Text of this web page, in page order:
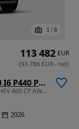
1 / 6
Land Rover Range Rover Sport 3.0 I6 P440 PHEV Dynamic SE
2996 cm3 • 441 CP • Range Rover Sport 3.0 I6 PHEV 460 CP AWD Auto Dynamic SE
2026
113 482 EUR
(93 786 EUR- net)